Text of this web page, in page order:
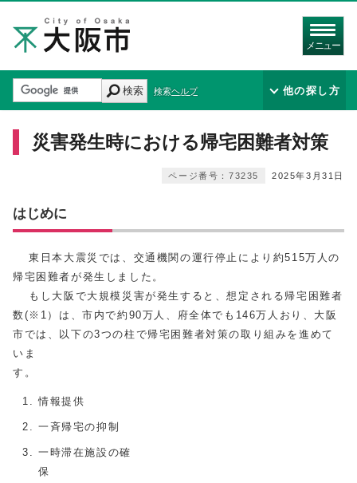
メニュー
検索 検索ヘルプ 他の探し方
災害発生時における帰宅困難者対策
2025年3月31日
ページ番号：73235
はじめに
東日本大震災では、交通機関の運行停止により約515万人の
帰宅困難者が発生しました。
もし大阪で大規模災害が発生すると、想定される帰宅困難者
数(※1）は、市内で約90万人、府全体でも146万人おり、大阪
市では、以下の3つの柱で帰宅困難者対策の取り組みを進めて
いま
す
情報提供
一斉帰宅の抑制
一時滞在施設の確